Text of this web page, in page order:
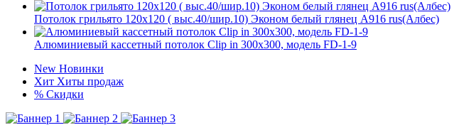
Потолок грильято 120х120 ( выс.40/шир.10) Эконом белый глянец А916 rus(Албес)
Алюминиевый кассетный потолок Clip in 300х300, модель FD-1-9
New Новинки
Хит Хиты продаж
% Скидки